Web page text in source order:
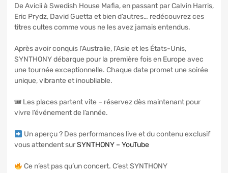
De Avicii à Swedish House Mafia, en passant par Calvin Harris,
Eric Prydz, David Guetta et bien d’autres… redécouvrez ces
titres cultes comme vous ne les avez jamais entendus.
Après avoir conquis l’Australie, l’Asie et les États-Unis,
SYNTHONY débarque pour la première fois en Europe avec
une tournée exceptionnelle. Chaque date promet une soirée
unique, vibrante et inoubliable.
🎟 Les places partent vite – réservez dès maintenant pour
vivre l’événement de l’année.
Un aperçu ? Des performances live et du contenu exclusif
vous attendent surSYNTHONY – YouTube
Ce n’est pas qu’un concert. C’est SYNTHONY